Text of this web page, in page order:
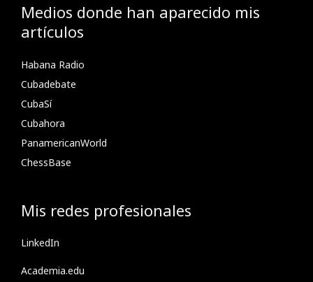
Medios donde han aparecido mis
artículos
Habana Radio
Cubadebate
CubaSí
Cubahora
PanamericanWorld
ChessBase
Mis redes profesionales
LinkedIn
Academia.edu